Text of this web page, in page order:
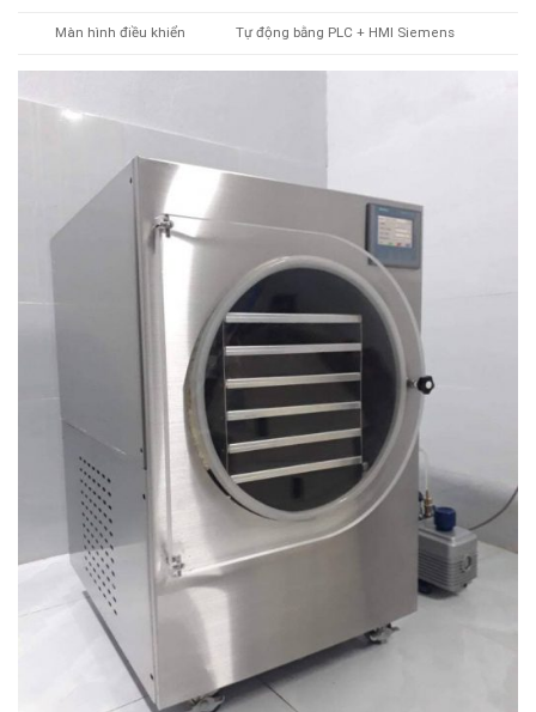
Màn hình điều khiển Tự động bằng PLC + HMI Siemens